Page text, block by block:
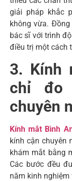
giải pháp khắc
không vừa.
bác sĩ với trình
điều trị một cách
3. Kính
chỉ đo
chuyên
Kính mắt Bình
kính cận chuyên
khám mắt bằng
Các bước đều
năm kinh nghiệm